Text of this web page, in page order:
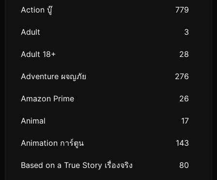
Action บู๊ 779
Adult 3
Adult 18+ 28
Adventure ผจญภัย 276
Amazon Prime 26
Animal 17
Animation การ์ตูน 143
Based on a True Story เรื่องจริง 80